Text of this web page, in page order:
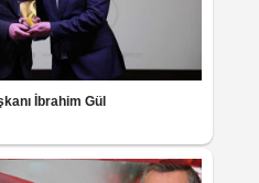
İbrahim Gül